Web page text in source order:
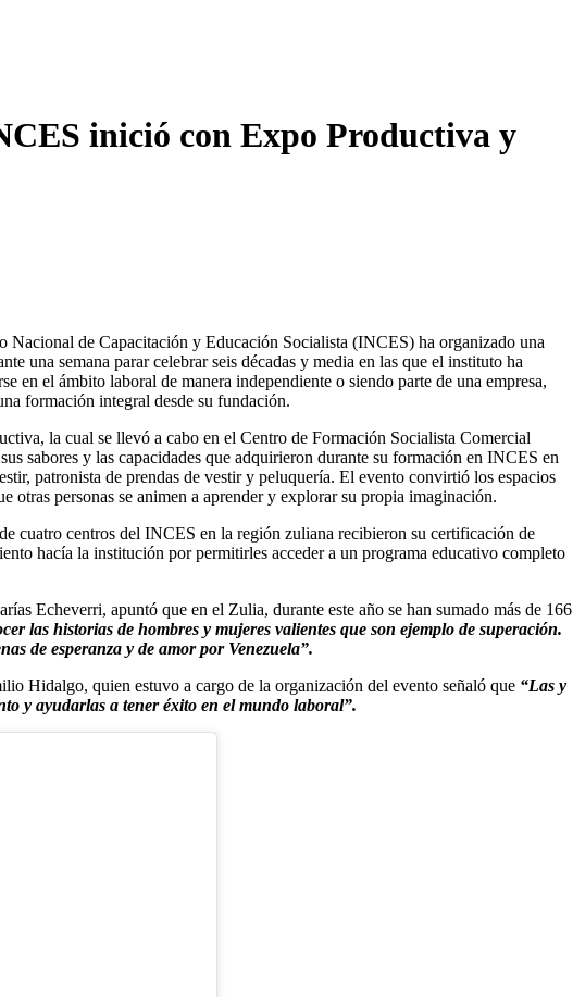
inició con Expo Productiva y
Nacional de Capacitación y Educación Socialista (INCES) ha organizado una
una semana parar celebrar seis décadas y media en las que el instituto ha
en el ámbito laboral de manera independiente o siendo parte de una empresa,
formación integral desde su fundación.
la cual se llevó a cabo en el Centro de Formación Socialista Comercial
sabores y las capacidades que adquirieron durante su formación en INCES en
patronista de prendas de vestir y peluquería. El evento convirtió los espacios
otras personas se animen a aprender y explorar su propia imaginación.
cuatro centros del INCES en la región zuliana recibieron su certificación de
hacía la institución por permitirles acceder a un programa educativo completo
Echeverri, apuntó que en el Zulia, durante este año se han sumado más de 166
las historias de hombres y mujeres valientes que son ejemplo de superación.
de esperanza y de amor por Venezuela”.
Hidalgo, quien estuvo a cargo de la organización del evento señaló que “Las y
y ayudarlas a tener éxito en el mundo laboral”.